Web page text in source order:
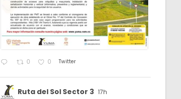
0 0 Twitter
Ruta del Sol Sector 3 17h